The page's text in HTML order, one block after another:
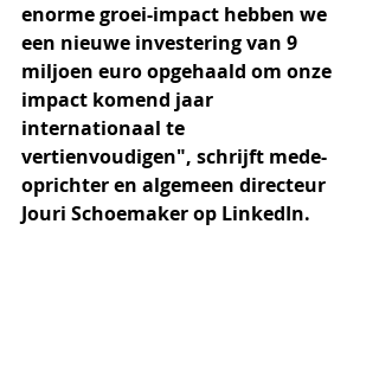
enorme groei-impact hebben we
een nieuwe investering van 9
miljoen euro opgehaald om onze
impact komend jaar
internationaal te
vertienvoudigen", schrijft mede-
oprichter en algemeen directeur
Jouri Schoemaker op LinkedIn.